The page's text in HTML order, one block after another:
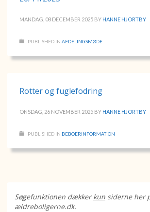
MANDAG, 08 DECEMBER 2025 BY HANNE HJORTBY
PUBLISHED IN AFDELINGSMØDE
Rotter og fuglefodring
ONSDAG, 26 NOVEMBER 2025 BY HANNE HJORTBY
PUBLISHED IN BEBOERINFORMATION
Søgefunktionen dækkerkun siderne her
ældreboligerne.dk.